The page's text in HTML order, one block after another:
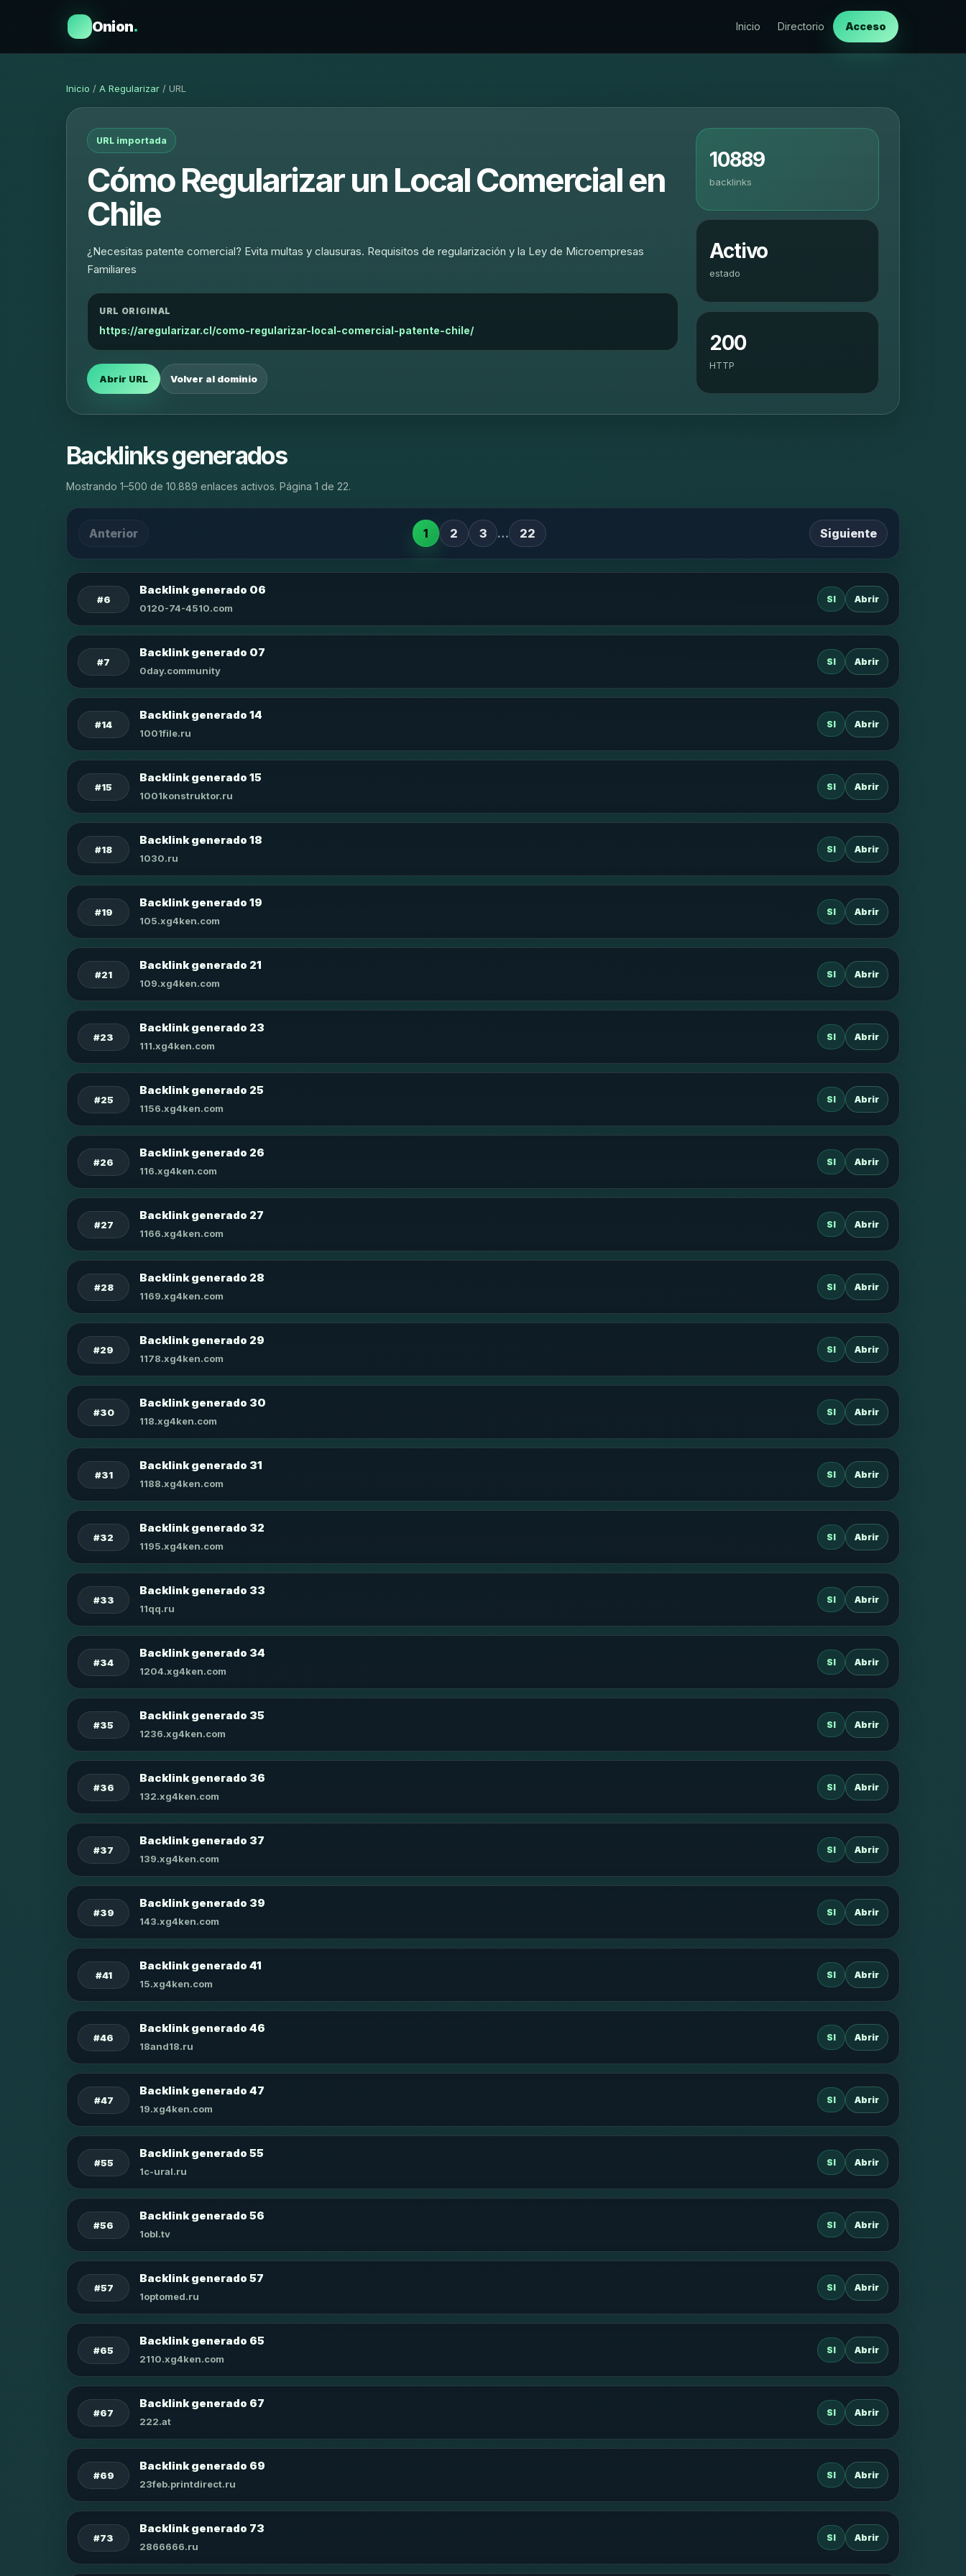
Onion. Inicio Directorio Acceso
Inicio / A Regularizar / URL
URL importada
Cómo Regularizar un Local Comercial en
Chile
¿Necesitas patente comercial? Evita multas y clausuras. Requisitos de regularización y la Ley de Microempresas
Familiares
URL ORIGINAL
https://aregularizar.cl/como-regularizar-local-comercial-patente-chile/
Abrir URL Volver al dominio
10889
backlinks
Activo
estado
200
HTTP
Backlinks generados
Mostrando 1–500 de 10.889 enlaces activos. Página 1 de 22.
Anterior 1 2 3 … 22 Siguiente
#6
Backlink generado 06
0120-74-4510.com
SI Abrir
#7
Backlink generado 07
0day.community
SI Abrir
#14
Backlink generado 14
1001file.ru
SI Abrir
#15
Backlink generado 15
1001konstruktor.ru
SI Abrir
#18
Backlink generado 18
1030.ru
SI Abrir
#19
Backlink generado 19
105.xg4ken.com
SI Abrir
#21
Backlink generado 21
109.xg4ken.com
SI Abrir
#23
Backlink generado 23
111.xg4ken.com
SI Abrir
#25
Backlink generado 25
1156.xg4ken.com
SI Abrir
#26
Backlink generado 26
116.xg4ken.com
SI Abrir
#27
Backlink generado 27
1166.xg4ken.com
SI Abrir
#28
Backlink generado 28
1169.xg4ken.com
SI Abrir
#29
Backlink generado 29
1178.xg4ken.com
SI Abrir
#30
Backlink generado 30
118.xg4ken.com
SI Abrir
#31
Backlink generado 31
1188.xg4ken.com
SI Abrir
#32
Backlink generado 32
1195.xg4ken.com
SI Abrir
#33
Backlink generado 33
11qq.ru
SI Abrir
#34
Backlink generado 34
1204.xg4ken.com
SI Abrir
#35
Backlink generado 35
1236.xg4ken.com
SI Abrir
#36
Backlink generado 36
132.xg4ken.com
SI Abrir
#37
Backlink generado 37
139.xg4ken.com
SI Abrir
#39
Backlink generado 39
143.xg4ken.com
SI Abrir
#41
Backlink generado 41
15.xg4ken.com
SI Abrir
#46
Backlink generado 46
18and18.ru
SI Abrir
#47
Backlink generado 47
19.xg4ken.com
SI Abrir
#55
Backlink generado 55
1c-ural.ru
SI Abrir
#56
Backlink generado 56
1obl.tv
SI Abrir
#57
Backlink generado 57
1optomed.ru
SI Abrir
#65
Backlink generado 65
2110.xg4ken.com
SI Abrir
#67
Backlink generado 67
222.at
SI Abrir
#69
Backlink generado 69
23feb.printdirect.ru
SI Abrir
#73
Backlink generado 73
2866666.ru
SI Abrir